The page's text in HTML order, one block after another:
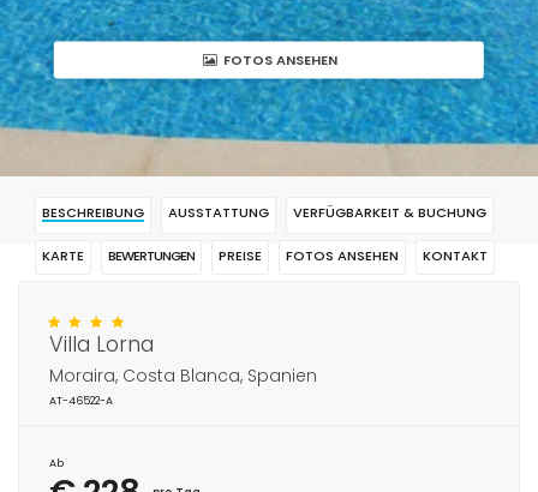
FOTOS ANSEHEN
BESCHREIBUNG AUSSTATTUNG VERFÜGBARKEIT & BUCHUNG
KARTE BEWERTUNGEN PREISE FOTOS ANSEHEN KONTAKT
Villa Lorna
Moraira, Costa Blanca, Spanien
AT-46522-A
Ab